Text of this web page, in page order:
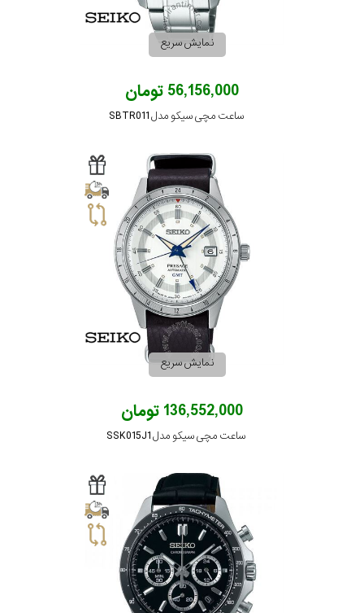
نمایش سریع
56,156,000 تومان
ساعت مچی سیکو مدل SBTR011
نمایش سریع
136,552,000 تومان
ساعت مچی سیکو مدل SSK015J1